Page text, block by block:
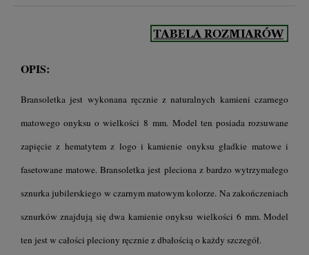
OPIS:
Bransoletka jest wykonana ręcznie z naturalnych kamieni czarnego
matowego onyksu o wielkości 8 mm. Model ten posiada rozsuwane
zapięcie z hematytem z logo i kamienie onyksu gładkie matowe i
fasetowane matowe. Bransoletka jest pleciona z bardzo wytrzymałego
sznurka jubilerskiego w czarnym matowym kolorze. Na zakończeniach
sznurków znajdują się dwa kamienie onyksu wielkości 6 mm. Model
ten jest w całości pleciony ręcznie z dbałością o każdy szczegół.